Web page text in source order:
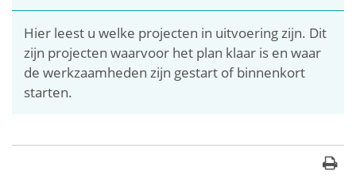
Hier leest u welke projecten in uitvoering zijn. Dit
zijn projecten waarvoor het plan klaar is en waar
de werkzaamheden zijn gestart of binnenkort
starten.